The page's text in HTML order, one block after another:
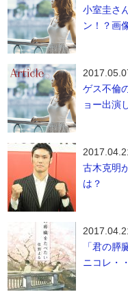
小室圭さ
ン！？画
ゲス不倫
ョー出演
古木克明
は？
「君の膵
ニコレ・